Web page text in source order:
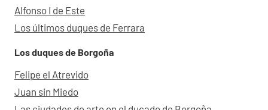
Alfonso I de Este
Los últimos duques de Ferrara
Los duques de Borgoña
Felipe el Atrevido
Juan sin Miedo